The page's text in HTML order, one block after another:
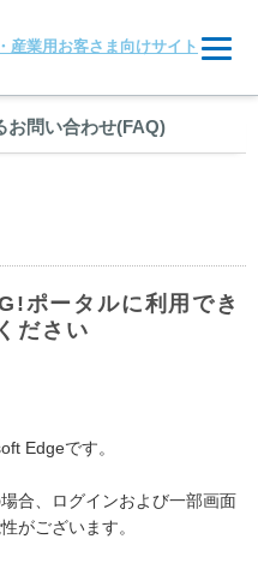
お問い合わせ(FAQ)
ポータルに利用でき
ださい
Edgeです。
合、ログインおよび一部画面
がございます。